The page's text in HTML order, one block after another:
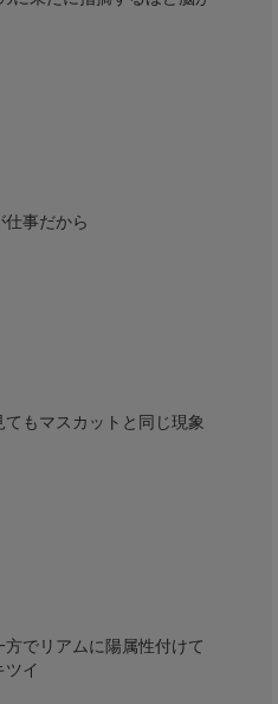
仕事だから
もマスカットと同じ現象
でリアムに陽属性付けて
ツイ